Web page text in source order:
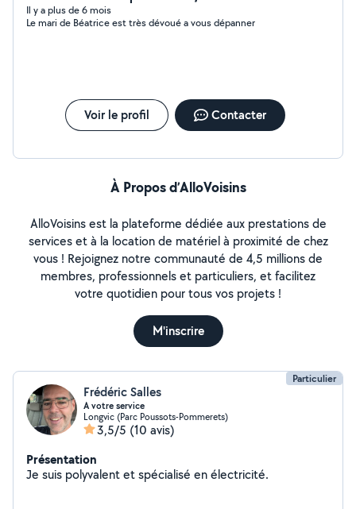
adapte a tous
Il y a plus de 6 mois
Le mari de Béatrice est très dévoué a vous dépanner
Voir le profil Contacter
À Propos d’AlloVoisins
AlloVoisins est la plateforme dédiée aux prestations de
services et à la location de matériel à proximité de chez
vous ! Rejoignez notre communauté de 4,5 millions de
membres, professionnels et particuliers, et facilitez
votre quotidien pour tous vos projets !
M'inscrire
Particulier
Frédéric Salles
A votre service
Longvic (Parc Poussots-Pommerets)
3,5/5 (10 avis)
Présentation
Je suis polyvalent et spécialisé en électricité.